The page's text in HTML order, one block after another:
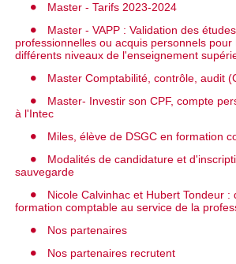
Master - Tarifs 2023-2024
Master - VAPP : Validation des
professionnelles ou acquis personnels pour
différents niveaux de l'enseignement
Master Comptabilité, contrôle, audit
Master- Investir son CPF, compte
à l'Intec
Miles, élève de DSGC en formation
Modalités de candidature et
sauvegarde
Nicole Calvinhac et Hubert Tondeur :
formation comptable au service de la
Nos partenaires
Nos partenaires recrutent